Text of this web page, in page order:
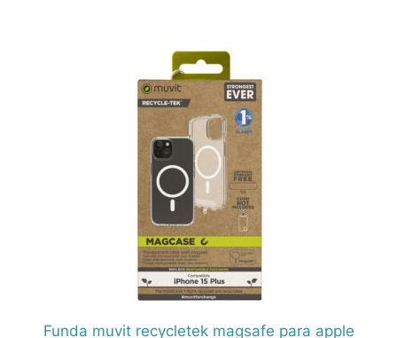
Funda muvit recycletek magsafe para apple